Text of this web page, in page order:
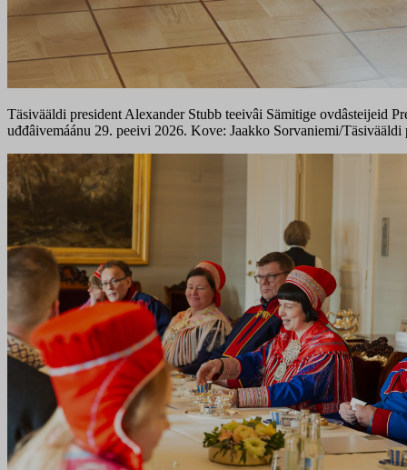
Täsivääldi president Alexander Stubb teeivâi Sämitige ovdâsteijeid
uđđâivemáánu 29. peeivi 2026. Kove: Jaakko Sorvaniemi/Täsivääldi